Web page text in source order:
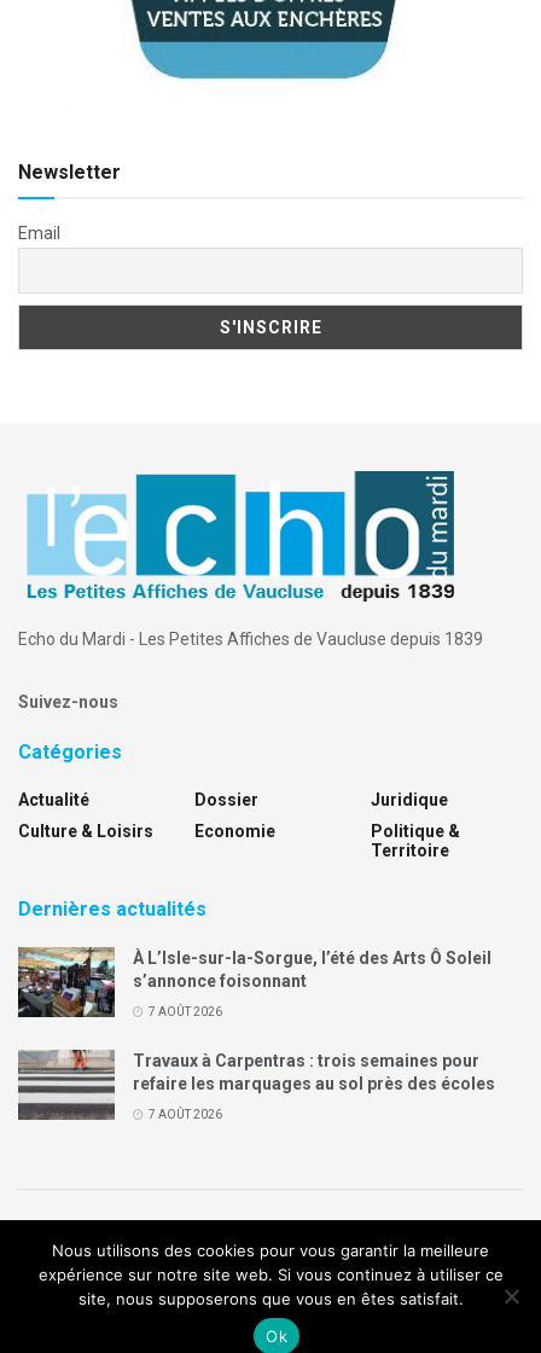
Newsletter
Email
Echo du Mardi - Les Petites Affiches de Vaucluse depuis 1839
Suivez-nous
Catégories
Actualité
Culture & Loisirs
Dossier
Economie
Juridique
Politique &
Territoire
Dernières actualités
À L’Isle-sur-la-Sorgue, l’été des Arts Ô Soleil
s’annonce foisonnant
7 AOÛT 2026
Travaux à Carpentras : trois semaines pour
refaire les marquages au sol près des écoles
7 AOÛT 2026
Politique de confidentialité Mentions légales
Contact
Annonces Legal Plus
Agence de communication
Nous utilisons des cookies pour vous garantir la meilleure
expérience sur notre site web. Si vous continuez à utiliser ce
site, nous supposerons que vous en êtes satisfait.
Ok